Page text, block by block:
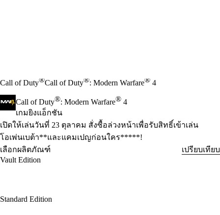
Call of Duty®Call of Duty®: Modern Warfare® 4
Call of Duty®: Modern Warfare® 4
เกมยิงแอ็กชัน
Product Notification
เปิดให้เล่นวันที่ 23 ตุลาคม สั่งซื้อล่วงหน้าเพื่อรับสิทธิ์เข้าเล่น
โอเพ่นเบต้า**และแคมเปญก่อนใคร*****!
เลือกผลิตภัณฑ์
เปรียบเทียบ
Vault Edition
Standard Edition